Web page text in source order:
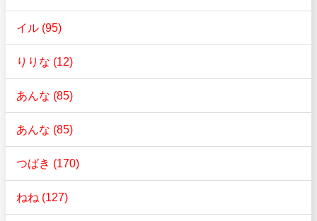
イル (95)
りりな (12)
あんな (85)
あんな (85)
つばき (170)
ねね (127)